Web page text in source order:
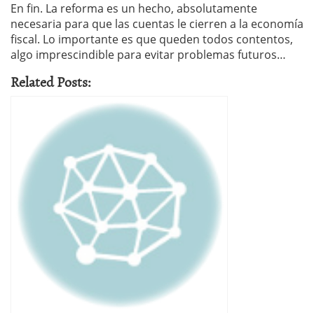
En fin. La reforma es un hecho, absolutamente
necesaria para que las cuentas le cierren a la economía
fiscal. Lo importante es que queden todos contentos,
algo imprescindible para evitar problemas futuros…
Related Posts: